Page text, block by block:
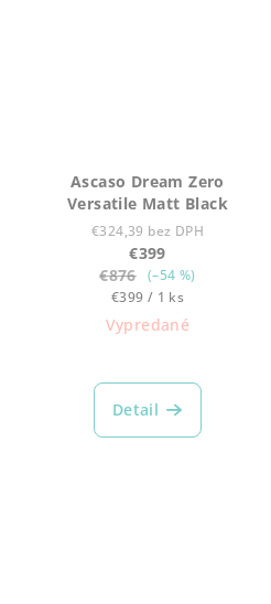
Ascaso Dream Zero
Versatile Matt Black
€324,39 bez DPH
€399
€876 (–54 %)
Jednotková
cena:
€399 / 1 ks
Vypredané
Detail